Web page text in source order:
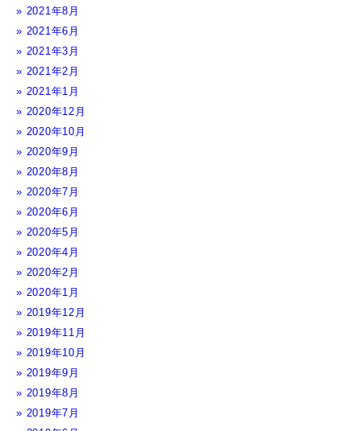
2021年8月
2021年6月
2021年3月
2021年2月
2021年1月
2020年12月
2020年10月
2020年9月
2020年8月
2020年7月
2020年6月
2020年5月
2020年4月
2020年2月
2020年1月
2019年12月
2019年11月
2019年10月
2019年9月
2019年8月
2019年7月